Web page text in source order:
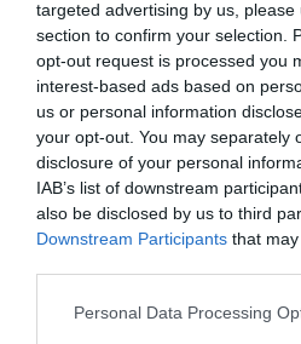
targeted advertising by us,
section to confirm your selection.
opt-out request is processed you
interest-based ads based on
us or personal information
your opt-out. You may separately
disclosure of your personal
IAB’s list of downstream
also be disclosed by us to third
Downstream Participants that
Personal Data Processing
newsletter mensual
tomamos el pulso al sector
marcado la actualidad del
recap de los principales
cerrados en España, Europa y
últimos 30 días y una
principales marcas.Aquí
Añadir2Playbookcomo
de forma gratuita
Mantente informado con las